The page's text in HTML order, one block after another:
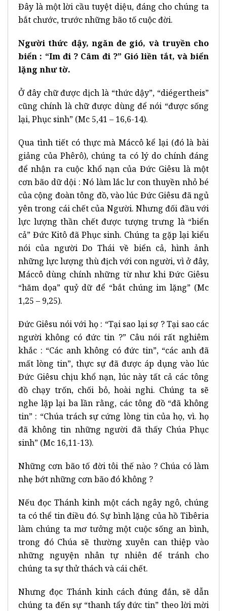
Đây là một lời cầu tuyệt diệu, đáng cho chúng ta
bắt chước, trước những bão tố cuộc đời.
Người thức dậy, ngăn đe gió, và truyền cho
biển : “Im đi ? Câm đi ?” Gió liền tắt, và biển
lặng như tờ.
Ở đây chữ được dịch là “thức dậy”, “diégertheis”
cũng chính là chữ được dùng để nói “được sống
lại, Phục sinh” (Mc 5,41 – 16,6-14).
Qua tình tiết có thực mà Máccô kể lại (đó là bài
giảng của Phêrô), chúng ta có lý do chính đáng
để nhận ra cuộc khổ nạn của Đức Giêsu là một
cơn bão dữ dội : Nó làm lắc lư con thuyền nhỏ bé
của cộng đoàn tông đồ, vào lúc Đức Giêsu đã ngủ
yên trong cái chết của Người. Nhưng đối đầu với
lực lượng thần chết được tượng trưng là “biển
cả” Đức Kitô đã Phục sinh. Chúng ta gặp lại kiểu
nói của người Do Thái về biển cả, hình ảnh
những lực lượng thù địch với con người, vì ở đây,
Máccô dùng chính những từ như khi Đức Giêsu
“hăm dọa” quỷ dữ để “bắt chúng im lặng” (Mc
1,25 – 9,25).
Đức Giêsu nói với họ : “Tại sao lại sợ ? Tại sao các
người không có đức tin ?” Câu nói rất nghiêm
khắc : “Các anh không có đức tin”, “các anh đã
mất lòng tin”, thực sự đã được áp dụng vào lúc
Đức Giêsu chịu khổ nạn, lúc này tất cả các tông
đồ chạy trốn, chối bỏ, hoài nghi. Chúng ta sẽ
nghe lặp lại ba lần rằng, các tông đồ “đã không
tin” : “Chúa trách sự cứng lòng tin của họ, vì. họ
đã không tin những người đã thấy Chúa Phục
sinh” (Mc 16,11-13).
Những cơn bão tố đời tôi thế nào ? Chúa có làm
nhẹ bớt những cơn bão đó không ?
Nếu đọc Thánh kinh một cách ngây ngô, chúng
ta có thể tin điều đó. Sự bình lặng của hồ Tibêria
làm chúng ta mơ tưởng một cuộc sống an bình,
trong đó Chúa sẽ thường xuyên can thiệp vào
những nguyện nhân tự nhiên để tránh cho
chúng ta sự thử thách và cái chết.
Nhưng đọc Thánh kinh cách đúng đắn, sẽ dẫn
chúng ta đến sự “thanh tẩy đức tin” theo lời mời